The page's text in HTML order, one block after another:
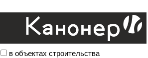
в объектах строительства